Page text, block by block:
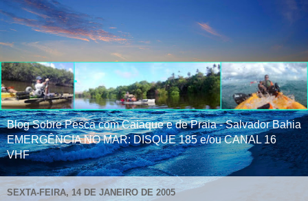
Blog Sobre Pesca com Caiaque e de Praia - Salvador Bahia
EMERGÊNCIA NO MAR: DISQUE 185 e/ou CANAL 16
VHF
SEXTA-FEIRA, 14 DE JANEIRO DE 2005